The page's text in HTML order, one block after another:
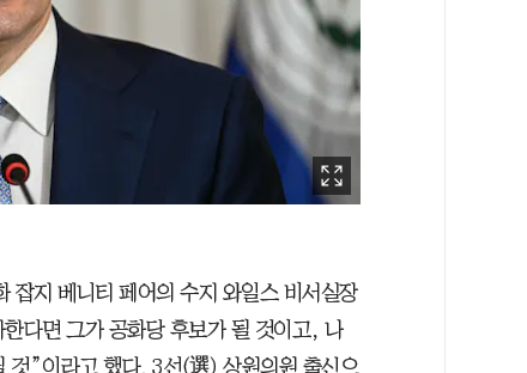
잡지 베니티 페어의 수지 와일스 비서실장
다면 그가 공화당 후보가 될 것이고, 나
것”이라고 했다. 3선(選) 상원의원 출신으